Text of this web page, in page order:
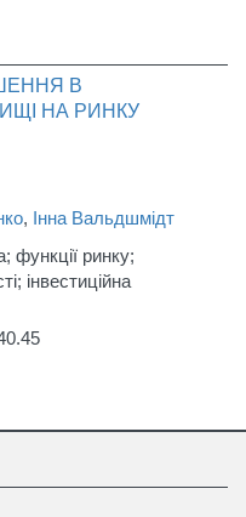
В
НА РИНКУ
, Інна Вальдшмідт
функції ринку;
інвестиційна